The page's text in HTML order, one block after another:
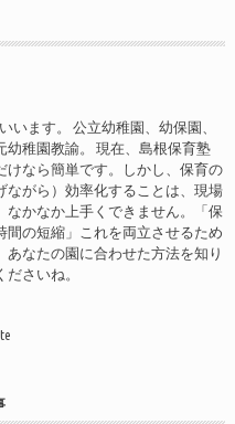
います。 公立幼稚園、幼保園、
幼稚園教諭。 現在、島根保育塾
けなら簡単です。しかし、保育の
ながら）効率化することは、現場
なかなか上手くできません。「保
間の短縮」これを両立させるため
なたの園に合わせた方法を知り
さいね。